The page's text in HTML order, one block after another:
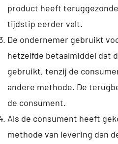
product heeft
tijdstip eerder valt.
De ondernemer gebruikt
hetzelfde betaalmiddel dat
gebruikt, tenzij de
andere methode. De
de consument.
Als de consument heeft
methode van levering dan